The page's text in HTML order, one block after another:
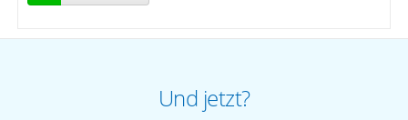
Und jetzt?